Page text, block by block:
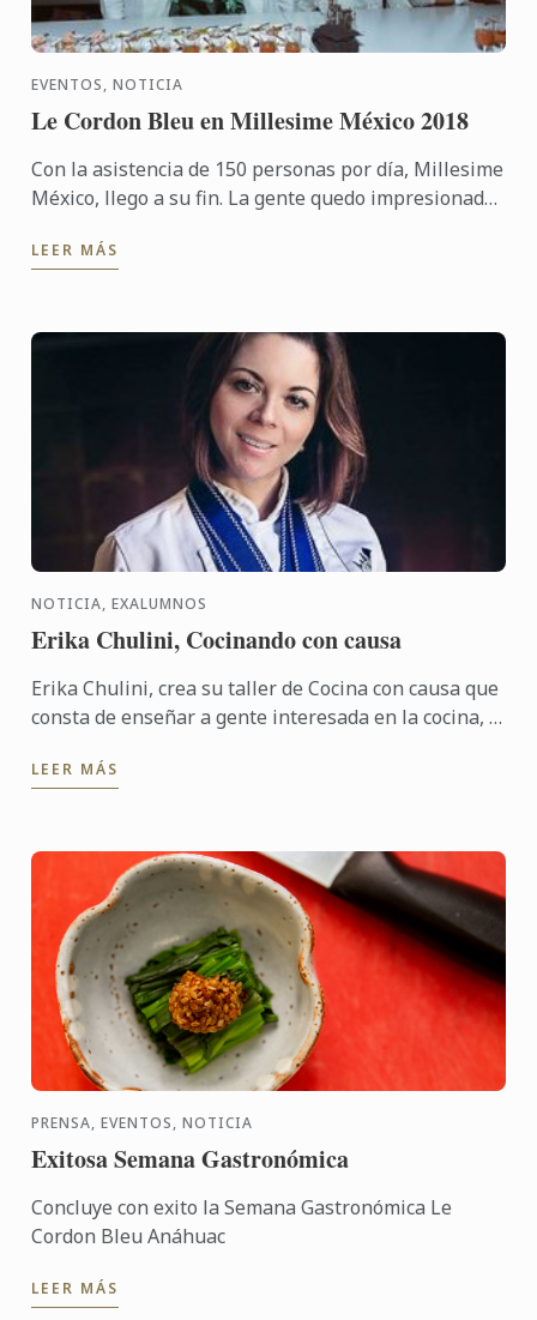
EVENTOS, NOTICIA
Le Cordon Bleu en Millesime México 2018
Con la asistencia de 150 personas por día, Millesime
México, llego a su fin. La gente quedo impresionada
LEER MÁS
NOTICIA, EXALUMNOS
Erika Chulini, Cocinando con causa
Erika Chulini, crea su taller de Cocina con causa que
consta de enseñar a gente interesada en la cocina, y,
LEER MÁS
PRENSA, EVENTOS, NOTICIA
Exitosa Semana Gastronómica
Concluye con exito la Semana Gastronómica Le
Cordon Bleu Anáhuac
LEER MÁS